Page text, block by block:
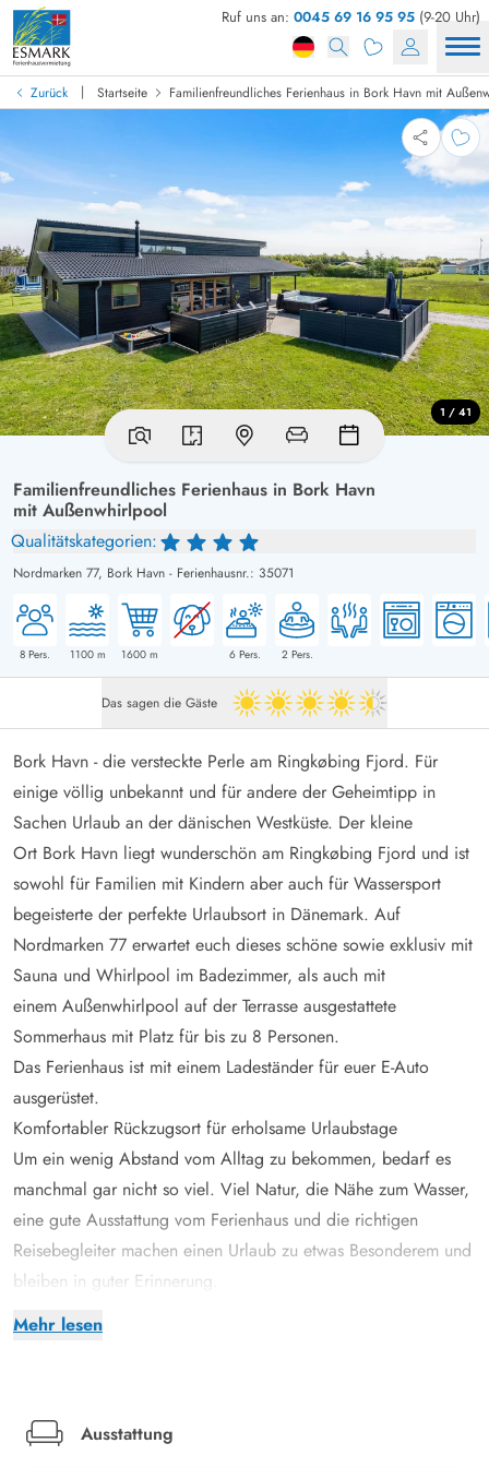
Ruf uns an: 0045 69 16 95 95 (9-20 Uhr)
Zurück | Startseite Familienfreundliches Ferienhaus in Bork Havn mit
Familienfreundliches Ferienhaus in Bork Havn
mit Außenwhirlpool
Qualitätskategorien:
Nordmarken 77, Bork Havn - Ferienhausnr.: 35071
8 Pers. 1100m 1600 m 6Pers. 2 Pers.
1 / 41
Das sagen die Gäste 4.5 von 5
Mehr lesen
Bork Havn - die versteckte Perle am Ringkøbing Fjord. Für
einige völlig unbekannt und für andere der Geheimtipp in
Sachen Urlaub an der dänischen Westküste. Der kleine
Ort Bork Havn liegt wunderschön am Ringkøbing Fjord und ist
sowohl für Familien mit Kindern aber auch für Wassersport
begeisterte der perfekte Urlaubsort in Dänemark. Auf
Nordmarken 77 erwartet euch dieses schöne sowie exklusiv mit
Sauna und Whirlpool im Badezimmer, als auch mit
einem Außenwhirlpool auf der Terrasse ausgestattete
Sommerhaus mit Platz für bis zu 8 Personen.
Das Ferienhaus ist mit einem Ladeständer für euer E-Auto
ausgerüstet.
Komfortabler Rückzugsort für erholsame Urlaubstage
Um ein wenig Abstand vom Alltag zu bekommen, bedarf es
manchmal gar nicht so viel. Viel Natur, die Nähe zum Wasser,
eine gute Ausstattung vom Ferienhaus und die richtigen
Reisebegleiter machen einen Urlaub zu etwas Besonderem und
bleiben in guter Erinnerung.
Das in Bork Havn, am Ortsrand auf Nordmarken 77, gelegene
Highlight sind gerade für diejenigen, die sich etwas Gutes
Ausstattung